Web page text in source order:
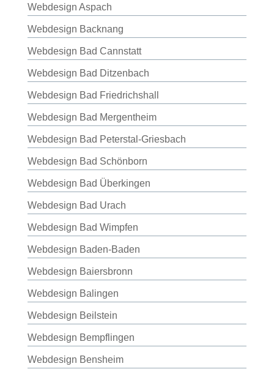
Webdesign Aspach
Webdesign Backnang
Webdesign Bad Cannstatt
Webdesign Bad Ditzenbach
Webdesign Bad Friedrichshall
Webdesign Bad Mergentheim
Webdesign Bad Peterstal-Griesbach
Webdesign Bad Schönborn
Webdesign Bad Überkingen
Webdesign Bad Urach
Webdesign Bad Wimpfen
Webdesign Baden-Baden
Webdesign Baiersbronn
Webdesign Balingen
Webdesign Beilstein
Webdesign Bempflingen
Webdesign Bensheim